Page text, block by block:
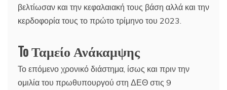
βελτίωσαν και την κεφαλαιακή τους βάση αλλά και την
κερδοφορία τους το πρώτο τρίμηνο του 2023.
To Ταμείο Ανάκαμψης
Το επόμενο χρονικό διάστημα, ίσως και πριν την
ομιλία του πρωθυπουργού στη ΔΕΘ στις 9